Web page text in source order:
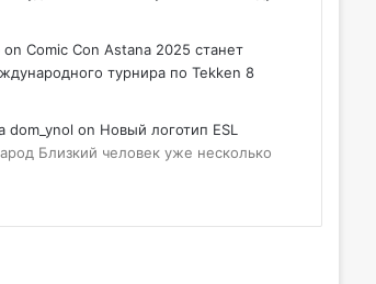
on Comic Con Astana 2025 станет
турнира по Tekken 8
dom_ynol on Новый логотип ESL
Близкий человек уже несколько